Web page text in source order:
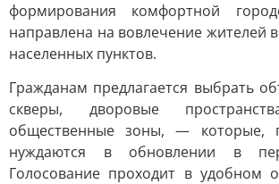
формирования комфортной
направлена на вовлечение жителей
населенных пунктов.
Гражданам предлагается выбрать
скверы, дворовые
общественные зоны, — которые,
нуждаются в обновлении в
Голосование проходит в удобном